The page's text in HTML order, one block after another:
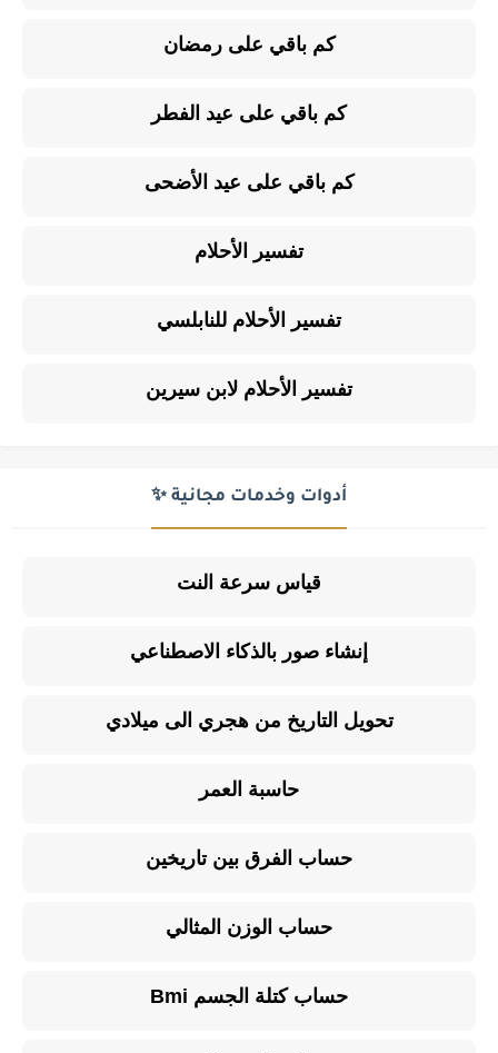
كم باقي على رمضان
كم باقي على عيد الفطر
كم باقي على عيد الأضحى
تفسير الأحلام
تفسير الأحلام للنابلسي
تفسير الأحلام لابن سيرين
أدوات وخدمات مجانية ✨
قياس سرعة النت
إنشاء صور بالذكاء الاصطناعي
تحويل التاريخ من هجري الى ميلادي
حاسبة العمر
حساب الفرق بين تاريخين
حساب الوزن المثالي
حساب كتلة الجسم Bmi